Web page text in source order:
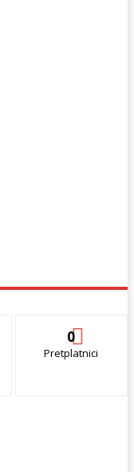
0
Pretplatnici